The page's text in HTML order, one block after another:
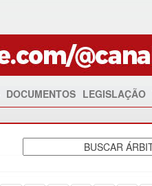
DOCUMENTOS LEGISLAÇÃO